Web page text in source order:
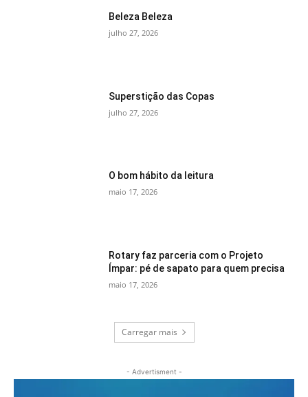
Beleza Beleza
julho 27, 2026
Superstição das Copas
julho 27, 2026
O bom hábito da leitura
maio 17, 2026
Rotary faz parceria com o Projeto
Ímpar: pé de sapato para quem precisa
maio 17, 2026
Carregar mais
- Advertisment -